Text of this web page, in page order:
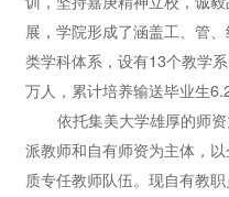
展，学院形成了涵盖工、管
类学科体系，设有13个教学
万人，累计培养输送毕业生
依托集美大学雄厚的师
派教师和自有师资为主体，
质专任教师队伍。现自有教